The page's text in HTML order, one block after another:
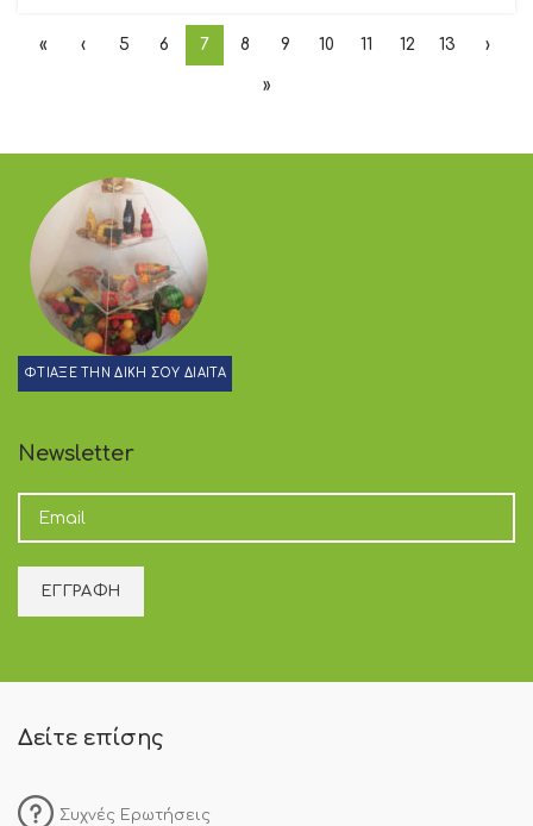
« ‹ 5 6 7 8 9 10 11 12 13 ›
»
ΦΤΙΑΞΕ ΤΗΝ ΔΙΚΗ ΣΟΥ ΔΙΑΙΤΑ
Newsletter
Δείτε επίσης
Συχνές Ερωτήσεις